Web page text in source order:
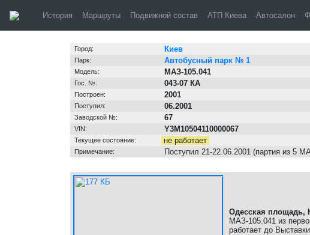
История Маршруты Подвижной состав АТП Киева Автосалон
Киев, автобус №
Город:
Киев
Парк: Автобусный парк № 1
Модель: МАЗ-105.041
Гос. №: 043-07 КА
Построен: 2001
Поступил: 06.2001
Заводской №: 67
VIN: Y3M10504110000067
Текущее состояние: не работает
Примечание: Поступил 21-22.06.2001 (партия из 5
Одесская площадь,
МАЗ-105.041 из
работает до